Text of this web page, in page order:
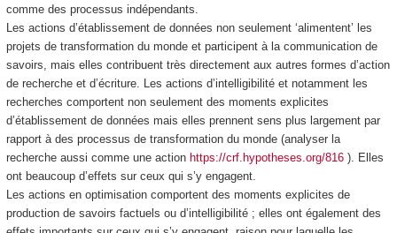
comme des processus indépendants.
Les actions d’établissement de données non seulement ‘alimentent’ les
projets de transformation du monde et participent à la communication de
savoirs, mais elles contribuent très directement aux autres formes d’action
de recherche et d’écriture. Les actions d’intelligibilité et notamment les
recherches comportent non seulement des moments explicites
d’établissement de données mais elles prennent sens plus largement par
rapport à des processus de transformation du monde (analyser la
recherche aussi comme une action https://crf.hypotheses.org/816). Elles
ont beaucoup d’effets sur ceux qui s’y engagent.
Les actions en optimisation comportent des moments explicites de
production de savoirs factuels ou d’intelligibilité ; elles ont également des